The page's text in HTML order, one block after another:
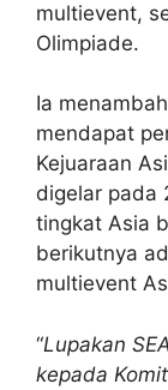
multievent,
Olimpiade.
Ia
mendapat
Kejuaraan
digelar pada
tingkat Asia
berikutnya
multievent
“Lupakan
kepada